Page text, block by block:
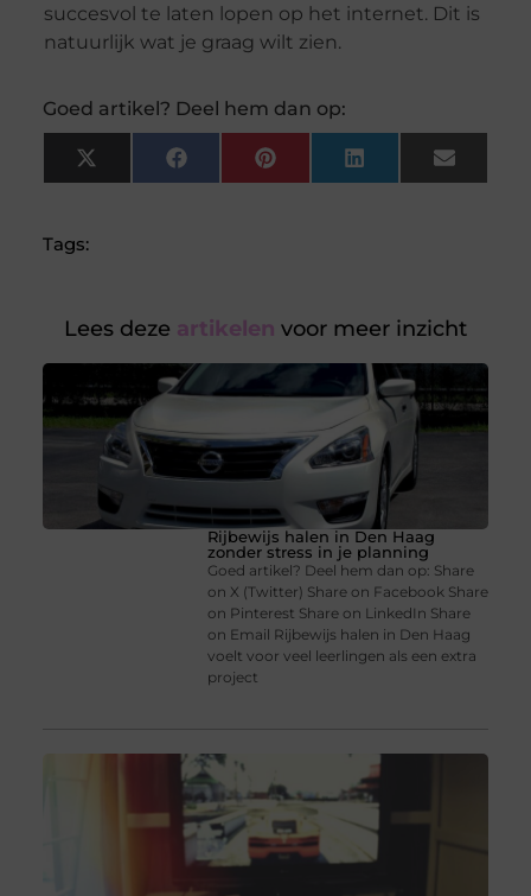
succesvol te laten lopen op het internet. Dit is
natuurlijk wat je graag wilt zien.
Goed artikel? Deel hem dan op:
X
(Twitter)
FacebookPinterest LinkedIn Email
Tags:
Lees deze artikelen voor meer inzicht
Rijbewijs halen in Den Haag
zonder stress in je planning
Goed artikel? Deel hem dan op: Share
on X (Twitter) Share on Facebook Share
on Pinterest Share on LinkedIn Share
on Email Rijbewijs halen in Den Haag
voelt voor veel leerlingen als een extra
project